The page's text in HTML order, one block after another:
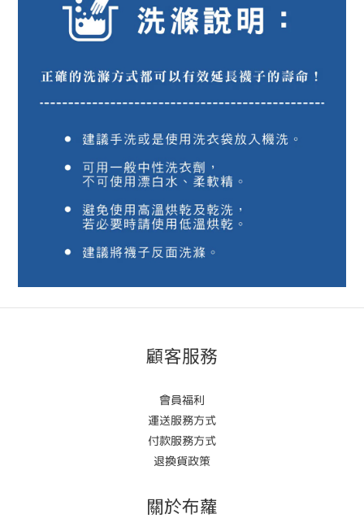
顧客服務
會員福利
運送服務方式
付款服務方式
退換貨政策
關於布蘿